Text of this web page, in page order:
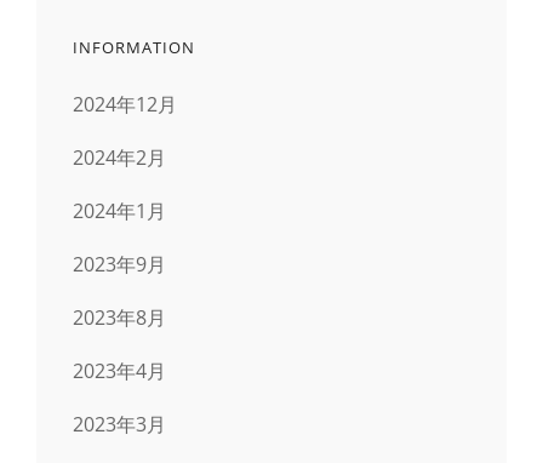
INFORMATION
2024年12月
2024年2月
2024年1月
2023年9月
2023年8月
2023年4月
2023年3月